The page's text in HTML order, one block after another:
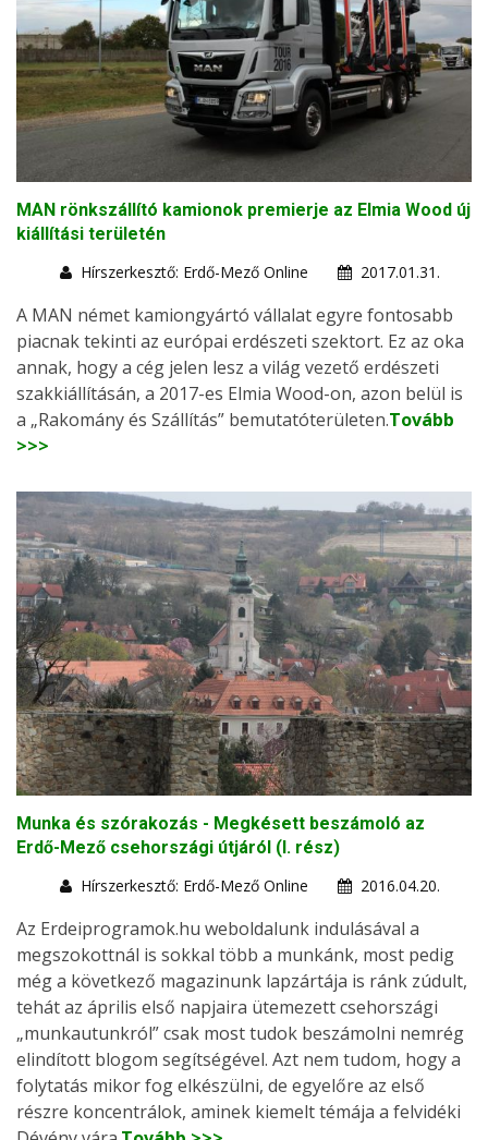
MAN rönkszállító kamionok premierje az Elmia Wood új
kiállítási területén
Hírszerkesztő: Erdő-Mező Online
2017.01.31.
A MAN német kamiongyártó vállalat egyre fontosabb
piacnak tekinti az európai erdészeti szektort. Ez az oka
annak, hogy a cég jelen lesz a világ vezető erdészeti
szakkiállításán, a 2017-es Elmia Wood-on, azon belül is
a „Rakomány és Szállítás” bemutatóterületen.Tovább
>>>
Munka és szórakozás - Megkésett beszámoló az
Erdő-Mező csehországi útjáról (I. rész)
Hírszerkesztő: Erdő-Mező Online
2016.04.20.
Az Erdeiprogramok.hu weboldalunk indulásával a
megszokottnál is sokkal több a munkánk, most pedig
még a következő magazinunk lapzártája is ránk zúdult,
tehát az április első napjaira ütemezett csehországi
„munkautunkról” csak most tudok beszámolni nemrég
elindított blogom segítségével. Azt nem tudom, hogy a
folytatás mikor fog elkészülni, de egyelőre az első
részre koncentrálok, aminek kiemelt témája a felvidéki